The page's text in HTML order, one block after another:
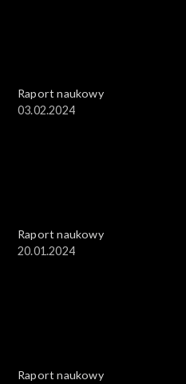
Raport naukowy
03.02.2024
Raport naukowy
20.01.2024
Raport naukowy